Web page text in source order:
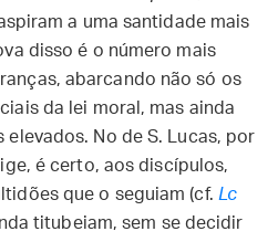
a uma santidade mais
disso é o número mais
abarcando não só os
da lei moral, mas ainda
No de S. Lucas, por
é certo, aos discípulos,
que o seguiam (cf. Lc
titubeiam, sem se decidir